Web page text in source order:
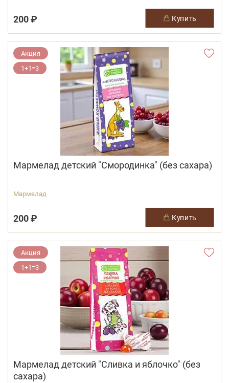
200 ₽ купить
Акция
1+1=3
Мармелад детский "Смородинка" (без сахара)
Мармелад
200 ₽ купить
Акция
1+1=3
Мармелад детский "Сливка и яблочко" (без
сахара)